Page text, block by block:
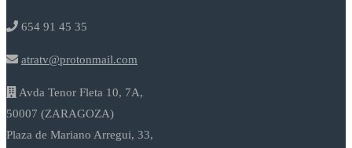
654 91 45 35
atratv@protonmail.com
Avda Tenor Fleta 10, 7A,
50007 (ZARAGOZA)
Plaza de Mariano Arregui, 33,